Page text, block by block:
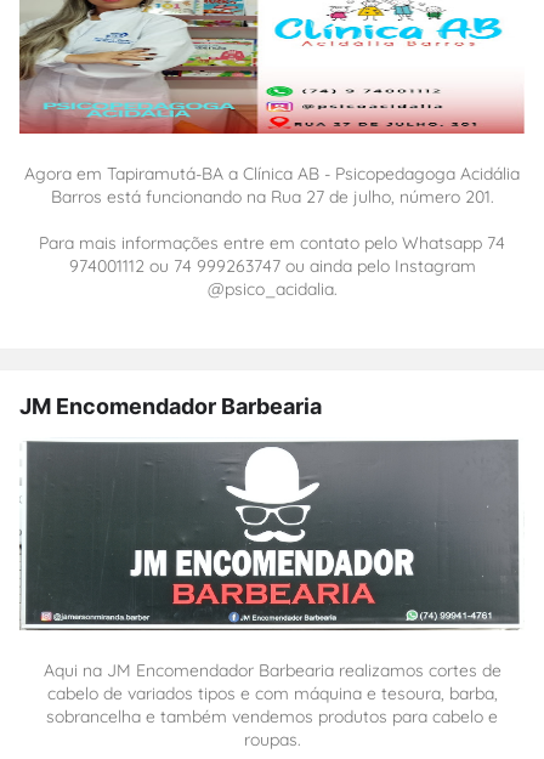
Agora em Tapiramutá-BA a Clínica AB - Psicopedagoga Acidália
Barros está funcionando na Rua 27 de julho, número 201.
Para mais informações entre em contato pelo Whatsapp 74
974001112 ou 74 999263747 ou ainda pelo Instagram
@psico_acidalia.
JM Encomendador Barbearia
Aqui na JM Encomendador Barbearia realizamos cortes de
cabelo de variados tipos e com máquina e tesoura, barba,
sobrancelha e também vendemos produtos para cabelo e
roupas.